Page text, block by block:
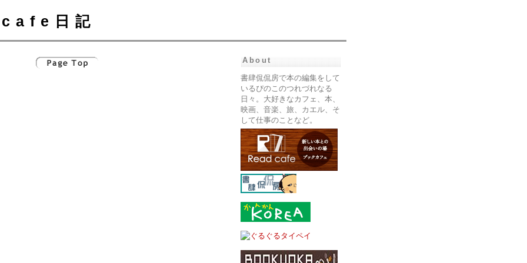
cafe日記
About
書肆侃侃房で本の編集をして
いるぴのこのつれづれなる
日々。大好きなカフェ、本、
映画、音楽、旅、カエル、そ
して仕事のことなど。